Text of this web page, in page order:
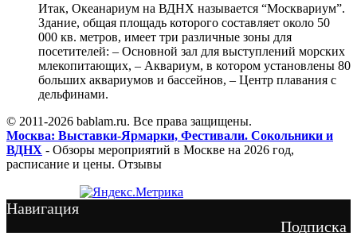
Итак, Океанариум на ВДНХ называется “Москвариум”.
Здание, общая площадь которого составляет около 50
000 кв. метров, имеет три различные зоны для
посетителей: – Основной зал для выступлений морских
млекопитающих, – Аквариум, в котором установлены 80
больших аквариумов и бассейнов, – Центр плавания с
дельфинами.
© 2011-2026 bablam.ru. Все права защищены.
Москва: Выставки-Ярмарки, Фестивали. Сокольники и
ВДНХ - Обзоры мероприятий в Москве на 2026 год,
расписание и цены. Отзывы
Навигация
Подписка